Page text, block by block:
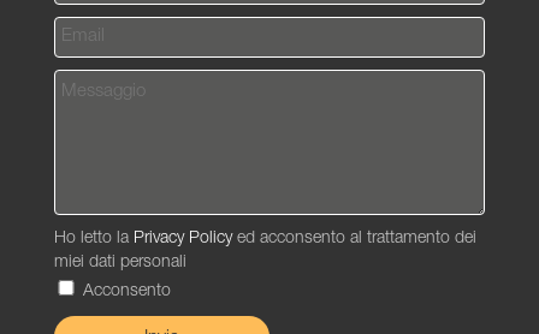
Ho letto la Privacy Policyed acconsento al trattamento dei
miei dati personali
Acconsento